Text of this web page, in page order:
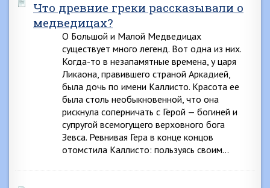
Что древние греки рассказывали о
медведицах?
О Большой и Малой Медведицах
существует много легенд. Вот одна из них.
Когда-то в незапамятные времена, у царя
Ликаона, правившего страной Аркадией,
была дочь по имени Каллисто. Красота ее
была столь необыкновенной, что она
рискнула соперничать с Герой — богиней и
супругой всемогущего верховного бога
Зевса. Ревнивая Гера в конце концов
отомстила Каллисто: пользуясь своим…